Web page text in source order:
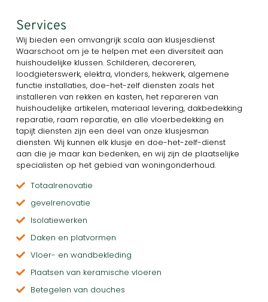
Services
Wij bieden een omvangrijk scala aan klusjesdienst
Waarschoot om je te helpen met een diversiteit aan
huishoudelijke klussen. Schilderen, decoreren,
loodgieterswerk, elektra, vlonders, hekwerk, algemene
functie installaties, doe-het-zelf diensten zoals het
installeren van rekken en kasten, het repareren van
huishoudelijke artikelen, materiaal levering, dakbedekking
reparatie, raam reparatie, en alle vloerbedekking en
tapijt diensten zijn een deel van onze klusjesman
diensten. Wij kunnen elk klusje en doe-het-zelf-dienst
aan die je maar kan bedenken, en wij zijn de plaatselijke
specialisten op het gebied van woningonderhoud.
Totaalrenovatie
gevelrenovatie
Isolatiewerken
Daken en platvormen
Vloer- en wandbekleding
Plaatsen van keramische vloeren
Betegelen van douches